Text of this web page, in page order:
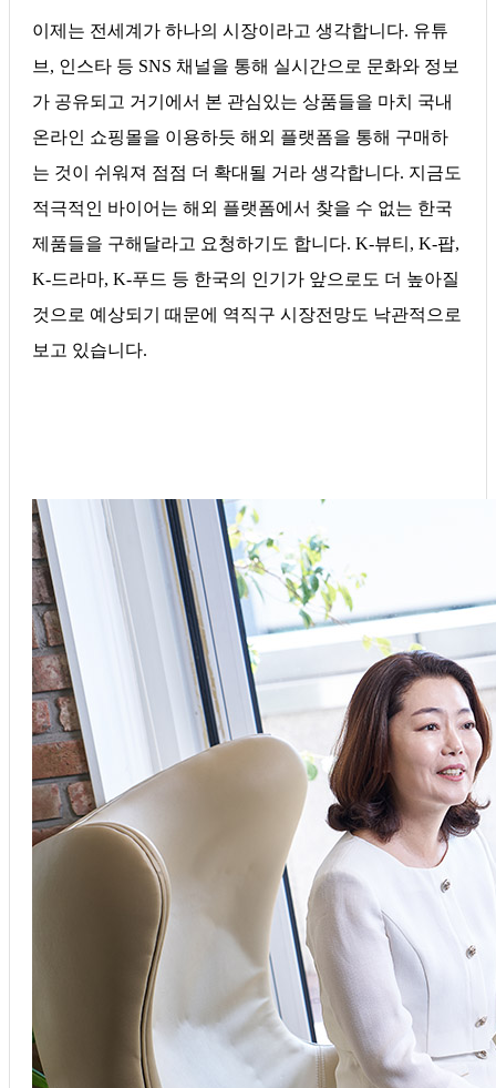
이제는 전세계가 하나의 시장이라고 생각합니다. 유튜
브, 인스타 등 SNS 채널을 통해 실시간으로 문화와 정보
가 공유되고 거기에서 본 관심있는 상품들을 마치 국내
온라인 쇼핑몰을 이용하듯 해외 플랫폼을 통해 구매하
는 것이 쉬워져 점점 더 확대될 거라 생각합니다. 지금도
적극적인 바이어는 해외 플랫폼에서 찾을 수 없는 한국
제품들을 구해달라고 요청하기도 합니다. K-뷰티, K-팝,
K-드라마, K-푸드 등 한국의 인기가 앞으로도 더 높아질
것으로 예상되기 때문에 역직구 시장전망도 낙관적으로
보고 있습니다.